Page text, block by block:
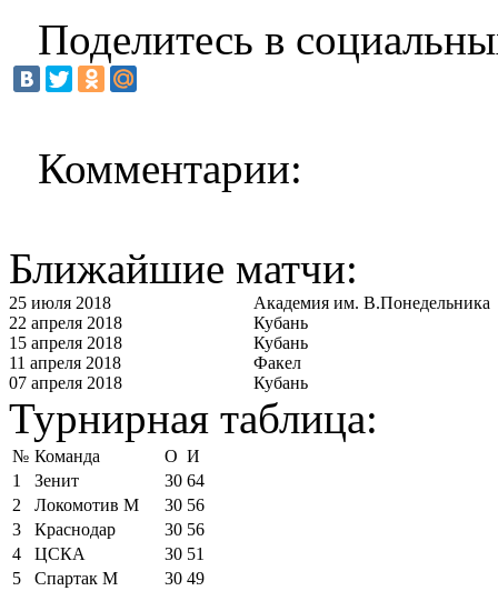
Поделитесь в
Комментарии:
Ближайшие матчи:
25 июля 2018
Академия им. В.Понедельника
22 апреля 2018
Кубань
15 апреля 2018
Кубань
11 апреля 2018
Факел
07 апреля 2018
Кубань
Турнирная таблица:
№ Команда О И
1
Зенит 30 64
2
Локомотив М 30 56
3
Краснодар 30 56
4
ЦСКА 30 51
5
Спартак М 30 49